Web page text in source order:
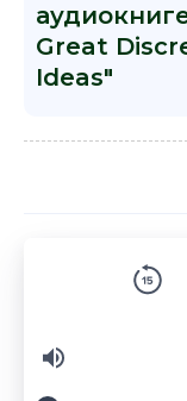
Great
Ideas"